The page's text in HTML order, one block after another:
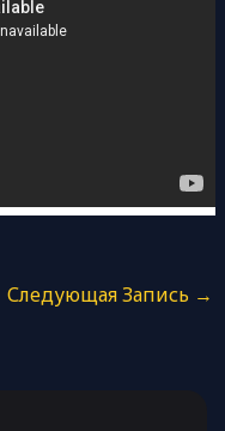
Следующая Запись →